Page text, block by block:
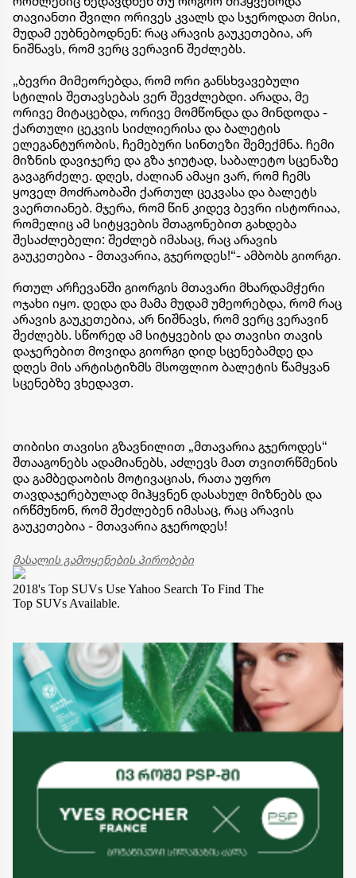
თავიანთი შვილი ორივეს კვალს და სჯეროდათ მისი,
მუდამ ეუბნებოდნენ: რაც არავის გაუკეთებია, არ
ნიშნავს, რომ ვერც ვერავინ შეძლებს.
„ბევრი მიმეორებდა, რომ ორი განსხვავებული
სტილის შეთავსებას ვერ შევძლებდი. არადა, მე
ორივე მიტაცებდა, ორივე მომწონდა და მინდოდა -
ქართული ცეკვის სიძლიერისა და ბალეტის
ელეგანტურობის, ჩემებური სინთეზი შემექმნა. ჩემი
მიზნის დავიჯერე და გზა ჯიუტად, საბალეტო სცენაზე
გავაგრძელე. დღეს, ძალიან ამაყი ვარ, რომ ჩემს
ყოველ მოძრაობაში ქართულ ცეკვასა და ბალეტს
ვაერთიანებ. მჯერა, რომ წინ კიდევ ბევრი ისტორიაა,
რომელიც ამ სიტყვების შთაგონებით გახდება
შესაძლებელი: შეძლებ იმასაც, რაც არავის
გაუკეთებია - მთავარია, გჯეროდეს!“- ამბობს გიორგი.
რთულ არჩევანში გიორგის მთავარი მხარდამჭერი
ოჯახი იყო. დედა და მამა მუდამ უმეორებდა, რომ რაც
არავის გაუკეთებია, არ ნიშნავს, რომ ვერც ვერავინ
შეძლებს. სწორედ ამ სიტყვების და თავისი თავის
დაჯერებით მოვიდა გიორგი დიდ სცენებამდე და
დღეს მის არტისტიზმს მსოფლიო ბალეტის წამყვან
სცენებზე ვხედავთ.
თიბისი თავისი გზავნილით „მთავარია გჯეროდეს“
შთააგონებს ადამიანებს, აძლევს მათ თვითრწმენის
და გამბედაობის მოტივაციას, რათა უფრო
თავდაჯერებულად მიჰყვნენ დასახულ მიზნებს და
ირწმუნონ, რომ შეძლებენ იმასაც, რაც არავის
გაუკეთებია - მთავარია გჯეროდეს!
მასალის გამოყენების პირობები
2018's Top SUVs Use Yahoo Search To Find The
Top SUVs Available.